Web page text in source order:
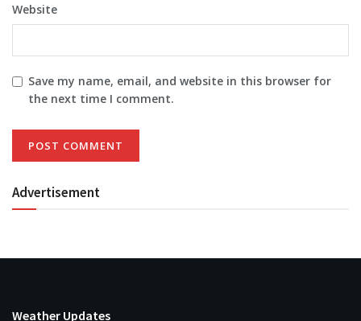
Website
Save my name, email, and website in this browser for
the next time I comment.
Advertisement
Weather Updates